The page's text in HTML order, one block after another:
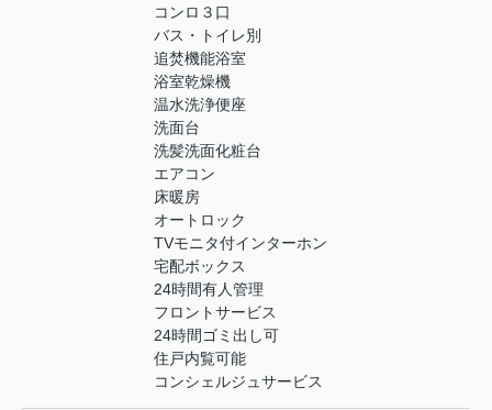
コンロ３口
バス・トイレ別
追焚機能浴室
浴室乾燥機
温水洗浄便座
洗面台
洗髪洗面化粧台
エアコン
床暖房
オートロック
TVモニタ付インターホン
宅配ボックス
24時間有人管理
フロントサービス
24時間ゴミ出し可
住戸内覧可能
コンシェルジュサービス